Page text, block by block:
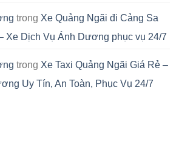
trong Xe Quảng Ngãi đi Cảng Sa
Xe Dịch Vụ Ánh Dương phục vụ 24/7
trong Xe Taxi Quảng Ngãi Giá Rẻ –
Uy Tín, An Toàn, Phục Vụ 24/7